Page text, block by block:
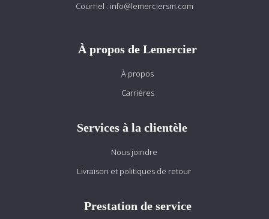
Courriel : info@lemerciersm.com
À propos de Lemercier
À propos
Carrières
Services à la clientèle
Nous joindre
Livraison et politiques de retour
Prestation de service